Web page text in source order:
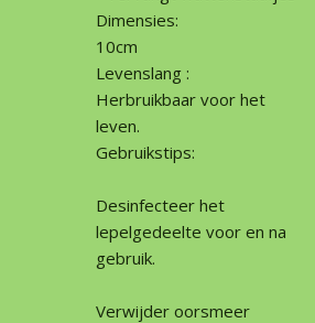
Dimensies:
10cm
Levenslang :
Herbruikbaar voor het
leven.
Gebruikstips:
Desinfecteer het
lepelgedeelte voor en na
gebruik.
Verwijder oorsmeer